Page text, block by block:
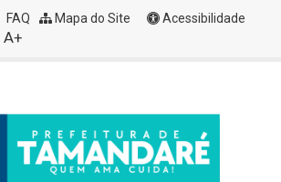
FAQ Mapa do Site
Acessibilidade
A+